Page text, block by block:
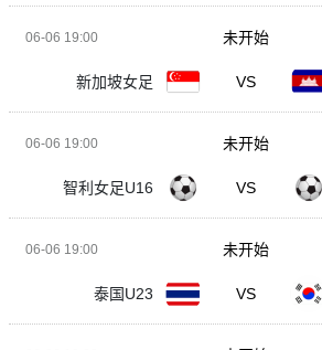
06-06 19:00
新加坡女足 VS
未开始
06-06 19:00
智利女足U16 VS
未开始
06-06 19:00
泰国U23 VS
未开始